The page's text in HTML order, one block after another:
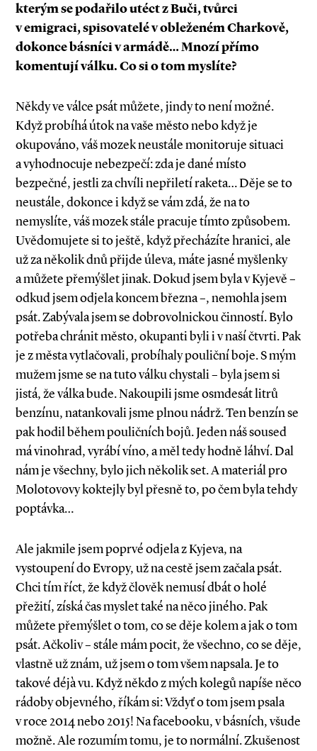
kterým se podařilo utéct z Buči, tvůrci
v emigraci, spisovatelé v obleženém Charkově,
dokonce básníci v armádě… Mnozí přímo
komentují válku. Co si o tom myslíte?
Někdy ve válce psát můžete, jindy to není možné.
Když probíhá útok na vaše město nebo když je
okupováno, váš mozek neustále monitoruje situaci
a vyhodnocuje nebezpečí: zda je dané místo
bezpečné, jestli za chvíli nepřiletí raketa… Děje se to
neustále, dokonce i když se vám zdá, že na to
nemyslíte, váš mozek stále pracuje tímto způsobem.
Uvědomujete si to ještě, když přecházíte hranici, ale
už za několik dnů přijde úleva, máte jasné myšlenky
a můžete přemýšlet jinak. Dokud jsem byla v Kyjevě –
odkud jsem odjela koncem března –, nemohla jsem
psát. Zabývala jsem se dobrovolnickou činností. Bylo
potřeba chránit město, okupanti byli i v naší čtvrti. Pak
je z města vytlačovali, probíhaly pouliční boje. S mým
mužem jsme se na tuto válku chystali – byla jsem si
jistá, že válka bude. Nakoupili jsme osmdesát litrů
benzínu, natankovali jsme plnou nádrž. Ten benzín se
pak hodil během pouličních bojů. Jeden náš soused
má vinohrad, vyrábí víno, a měl tedy hodně láhví. Dal
nám je všechny, bylo jich několik set. A materiál pro
Molotovovy koktejly byl přesně to, po čem byla tehdy
poptávka…
Ale jakmile jsem poprvé odjela z Kyjeva, na
vystoupení do Evropy, už na cestě jsem začala psát.
Chci tím říct, že když člověk nemusí dbát o holé
přežití, získá čas myslet také na něco jiného. Pak
můžete přemýšlet o tom, co se děje kolem a jak o tom
psát. Ačkoliv – stále mám pocit, že všechno, co se děje,
vlastně už znám, už jsem o tom všem napsala. Je to
takové déjà vu. Když někdo z mých kolegů napíše něco
rádoby objevného, říkám si: Vždyť o tom jsem psala
v roce 2014 nebo 2015! Na facebooku, v básních, všude
možně. Ale rozumím tomu, je to normální. Zkušenost